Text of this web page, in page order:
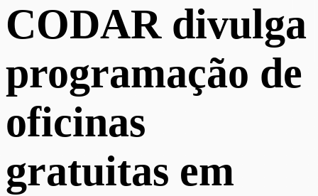
CODAR divulga
programação de
oficinas
gratuitas em